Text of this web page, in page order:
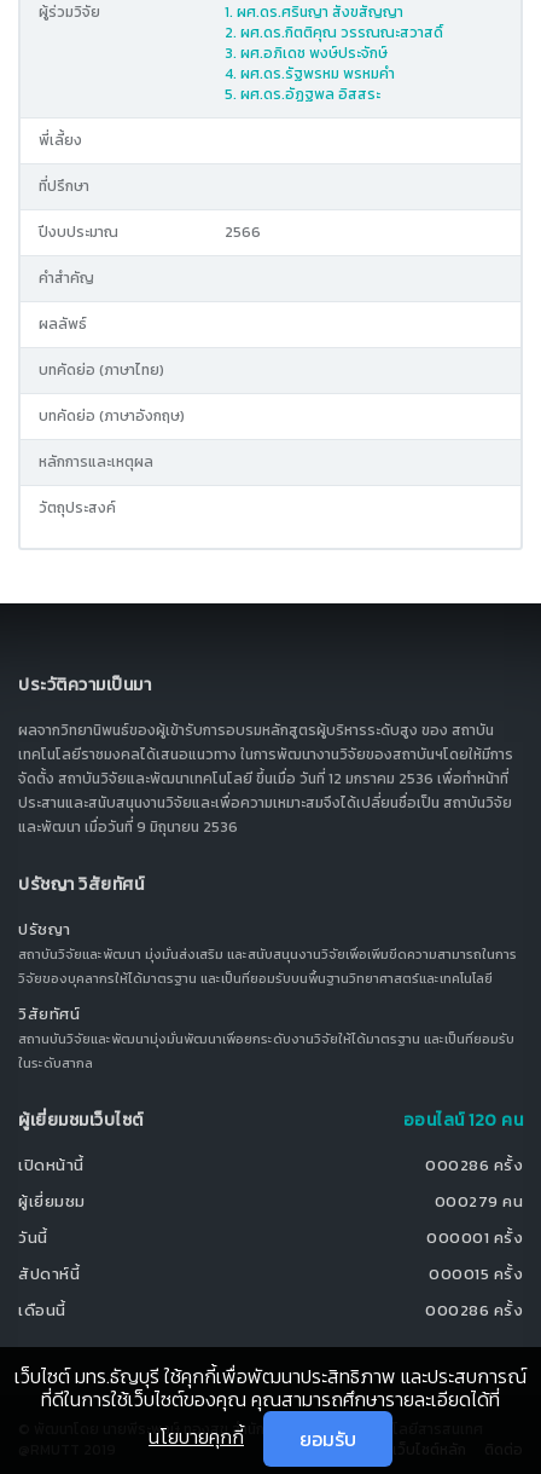
ผู้ร่วมวิจัย
1. ผศ.ดร.ศรินญา สังขสัญญา
2. ผศ.ดร.กิตติคุณ วรรณณะสวาสดิ์
3. ผศ.อภิเดช พงษ์ประจักษ์
4. ผศ.ดร.รัฐพรหม พรหมคำ
5. ผศ.ดร.อัฏฐพล อิสสระ
พี่เลี้ยง
ที่ปรึกษา
ปีงบประมาณ 2566
คำสำคัญ
ผลลัพธ์
บทคัดย่อ (ภาษาไทย)
บทคัดย่อ (ภาษาอังกฤษ)
หลักการและเหตุผล
วัตถุประสงค์
ประวัติความเป็นมา
ผลจากวิทยานิพนธ์ของผู้เข้ารับการอบรมหลักสูตรผู้บริหารระดับสูง ของ สถาบัน
เทคโนโลยีราชมงคลได้เสนอแนวทาง ในการพัฒนางานวิจัยของสถาบันฯโดยให้มีการ
จัดตั้ง สถาบันวิจัยและพัฒนาเทคโนโลยี ขึ้นเมื่อ วันที่ 12 มกราคม 2536 เพื่อทำหน้าที่
ประสานและสนับสนุนงานวิจัยและเพื่อความเหมาะสมจึงได้เปลี่ยนชื่อเป็น สถาบันวิจัย
และพัฒนา เมื่อวันที่ 9 มิถุนายน 2536
ปรัชญา วิสัยทัศน์
ปรัชญา
สถาบันวิจัยและพัฒนา มุ่งมั่นส่งเสริม และสนับสนุนงานวิจัยเพื่อเพิ่มขีดความสามารถในการ
วิจัยของบุคลากรให้ได้มาตรฐาน และเป็นที่ยอมรับบนพื้นฐานวิทยาศาสตร์และเทคโนโลยี
วิสัยทัศน์
สถานบันวิจัยและพัฒนามุ่งมั่นพัฒนาเพื่อยกระดับงานวิจัยให้ได้มาตรฐาน และเป็นที่ยอมรับ
ในระดับสากล
ผู้เยี่ยมชมเว็บไซต์ ออนไลน์ 120 คน
เปิดหน้านี้
000286 ครั้ง
ผู้เยี่ยมชม
000279 คน
วันนี้
000001 ครั้ง
สัปดาห์นี้
000015 ครั้ง
เดือนนี้
000286 ครั้ง
© พัฒนาโดย นายพีระพงษ์ ทองสุข สำนักวิทยบริการและเทคโนโลยีสารสนเทศ
เว็บไซต์ มทร.ธัญบุรี ใช้คุกกี้เพื่อพัฒนาประสิทธิภาพ และประสบการณ์
ที่ดีในการใช้เว็บไซต์ของคุณ คุณสามารถศึกษารายละเอียดได้ที่
นโยบายคุกกี้
ยอมรับ